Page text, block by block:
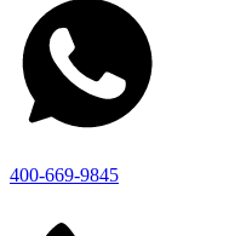
400-669-9845